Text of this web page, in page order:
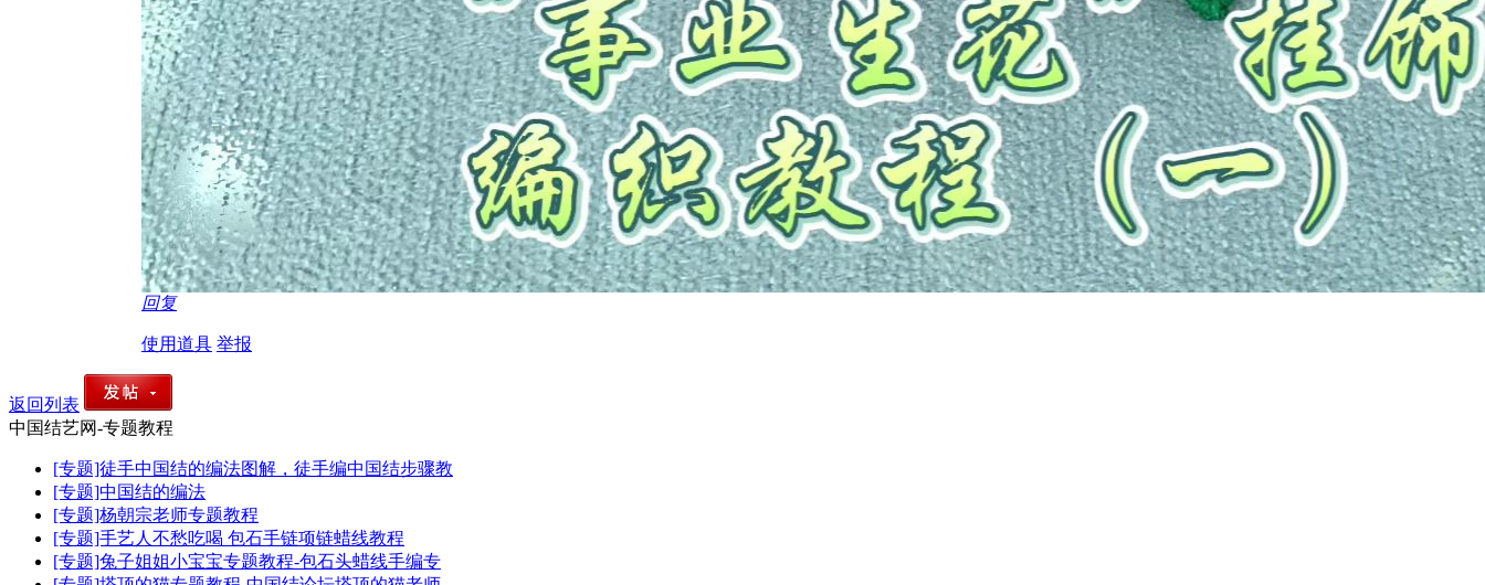
回复
使用道具 举报
返回列表
中国结艺网-专题教程
[专题]徒手中国结的编法图解，徒手编中国结步骤教
[专题]中国结的编法
[专题]杨朝宗老师专题教程
[专题]手艺人不愁吃喝 包石手链项链蜡线教程
[专题]兔子姐姐小宝宝专题教程-包石头蜡线手编专